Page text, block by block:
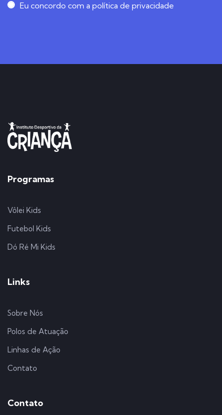
Eu concordo com a política de privacidade
Programas
Vôlei Kids
Futebol Kids
Dó Ré Mi Kids
Links
Sobre Nós
Polos de Atuação
Linhas de Ação
Contato
Contato